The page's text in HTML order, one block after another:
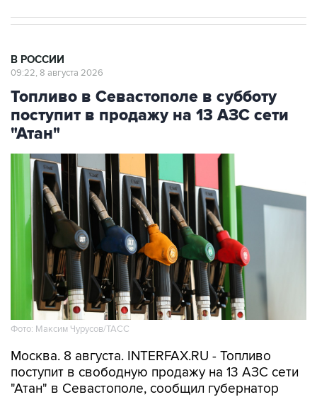
В РОССИИ
09:22, 8 августа 2026
Топливо в Севастополе в субботу
поступит в продажу на 13 АЗС сети
"Атан"
Фото: Максим Чурусов/ТАСС
Москва. 8 августа. INTERFAX.RU - Топливо
поступит в свободную продажу на 13 АЗС сети
"Атан" в Севастополе, сообщил губернатор